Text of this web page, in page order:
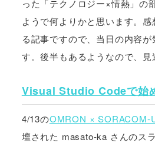
った「テクノロジー×情熱」の
ようで何よりかと思います。
る記事ですので、当日の内容
す。後半もあるようなので、見
Visual Studio Codeで始
4/13のOMRON × SORACOM-
壇された masato-ka さんのス